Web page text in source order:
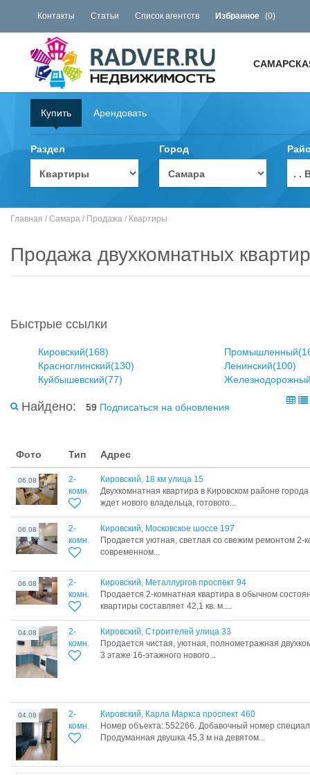
Контакты Статьи Список агентств Избранное (0)
Купить Арендовать
Раздел Город
. .
Главная / Самара / Продажа / Квартиры
Продажа двухкомнатных
Быстрые ссылки
Кировский(168)
Красноглинский(130)
Ленинский(100)
Куйбышевский(77)
Найдено: 59 Подписаться на обновления
Фото Тип Адрес
06.08
2-
комн.
Кировский, 18 км улица 15
Двухкомнатная квартира в Кировском районе
ждет нового владельца, готового...
06.08
2-
комн.
Кировский, Московское шоссе 197
Продается уютная, светлая со свежим ремонтом 2-
современном...
06.08
2-
комн.
Кировский, Металлургов проспект 94
Продается 2-комнатная квартира в обычном
квартиры составляет 42,1 кв. м....
04.08
2-
комн.
Кировский, Строителей улица 33
Продается чистая, уютная, полнометражная
3 этаже 16-этажного нового...
04.08
2-
комн.
Кировский, Карла Маркса проспект 460
Номер объекта: 552266. Добавочный номер
Продуманная двушка 45,3 м на девятом...